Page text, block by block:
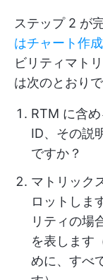
ステップ 2 が
はチャート作
ビリティマト
は次のとおりで
RTM に含
ID、その説
ですか？
マトリック
ロットしま
リティの場
を表します
めに、すべ